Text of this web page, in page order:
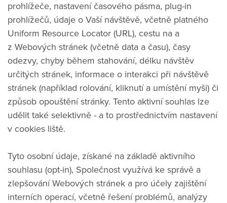
prohlížeče, nastavení časového pásma, plug-in
prohlížečů, údaje o Vaší návštěvě, včetně platného
Uniform Resource Locator (URL), cestu na a
z Webových stránek (včetně data a času), časy
odezvy, chyby během stahování, délku návštěv
určitých stránek, informace o interakci při návštěvě
stránek (například rolování, kliknutí a umístění myši) či
způsob opouštění stránky. Tento aktivní souhlas lze
udělit také selektivně - a to prostřednictvím nastavení
v cookies liště.
Tyto osobní údaje, získané na základě aktivního
souhlasu (opt-in), Společnost využívá ke správě a
zlepšování Webových stránek a pro účely zajištění
interních operací, včetně řešení problémů, analýzy